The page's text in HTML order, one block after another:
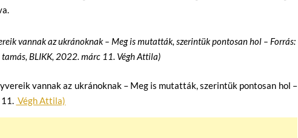
vannak az ukránoknak – Meg is mutatták, szerintük pontosan hol – Forrás:
tamás, BLIKK, 2022. márc 11. Végh Attila)
vannak az ukránoknak – Meg is mutatták, szerintük pontosan hol –
Végh Attila)